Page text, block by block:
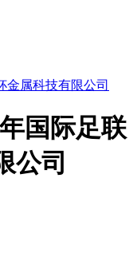
国际足联
公司